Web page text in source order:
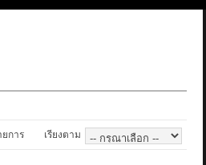
เรียงตาม
ยการ